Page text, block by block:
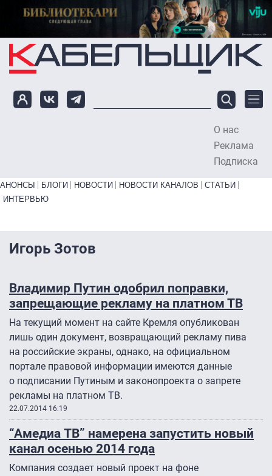
Перейти к основному содержанию
О нас
Реклама
Подписка
Primary links bottom
АНОНСЫ БЛОГИ НОВОСТИ НОВОСТИ КАНАЛОВ
СТАТЬИ
ИНТЕРВЬЮ
Игорь Зотов
Владимир Путин одобрил поправки,
запрещающие рекламу на платном ТВ
На текущий момент на сайте Кремля опубликован
лишь один документ, возвращающий рекламу пива
на российские экраны, однако, на официальном
портале правовой информации имеются данные
о подписании Путиным и законопроекта о запрете
рекламы на платном ТВ.
22.07.2014 16:19
“Амедиа ТВ” намерена запустить новый
канал осенью 2014 года
Компания создает новый проект на фоне